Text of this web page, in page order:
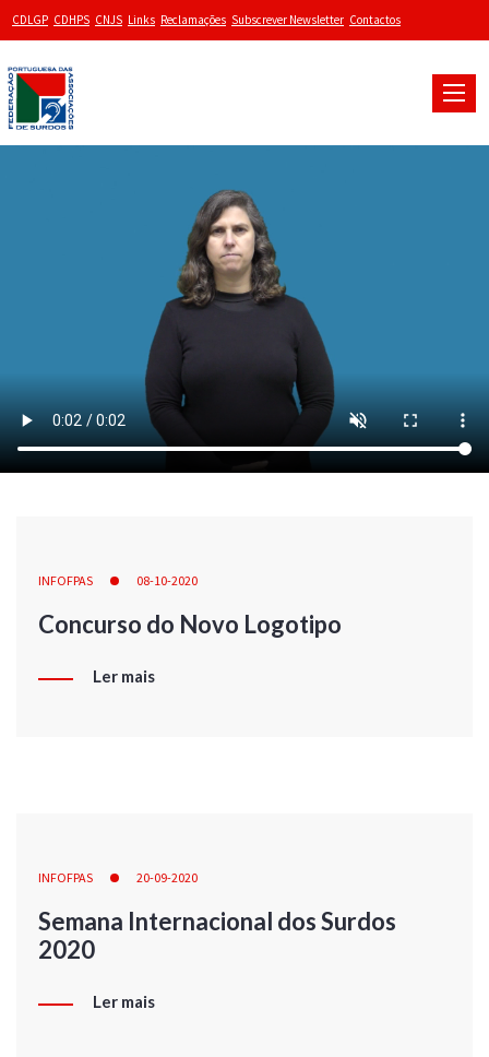
CDLGP CDHPS CNJS Links Reclamações Subscrever Newsletter Contactos
Toggle
INFOFPAS 08-10-2020
Concurso do Novo Logotipo
Ler mais
INFOFPAS 20-09-2020
Semana Internacional dos Surdos
2020
Ler mais